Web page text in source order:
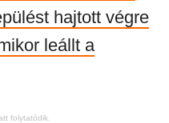
hajtott végre
leállt a
folytatódik.